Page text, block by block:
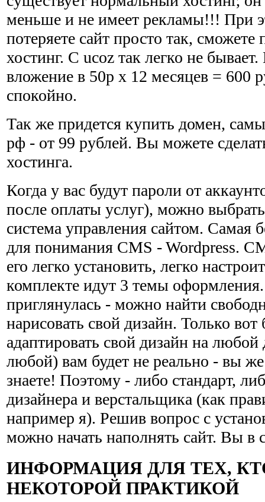
меньше и не имеет рекламы!!! При
потеряете сайт просто так, сможете
хостинг. С ucoz так легко не
вложение в 50р х 12 месяцев = 600
спокойно.
Так же придется купить домен,
рф - от 99 рублей. Вы можете
хостинга.
Когда у вас будут пароли от
после оплаты услуг), можно
система управления сайтом. Самая
для понимания CMS - Wordpress.
его легко установить, легко
комплекте идут 3 темы
приглянулась - можно найти
нарисовать свой дизайн. Только вот
адаптировать свой дизайн на
любой) вам будет не реально - вы
знаете! Поэтому - либо стандарт,
дизайнера и верстальщика (как
например я). Решив вопрос с
можно начать наполнять сайт. Вы в
ИНФОРМАЦИЯ ДЛЯ ТЕХ,
НЕКОТОРОЙ ПРАКТИКОЙ